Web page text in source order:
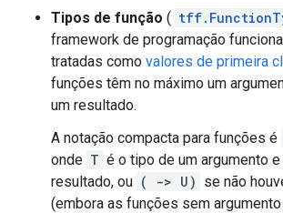
Tipos de função (
framework de programação
tratadas como valores de primeira
funções têm no máximo um
um resultado.
A notação compacta para funções é
onde T é o tipo de um argumento e
resultado, ou ( -> U) se não
(embora as funções sem